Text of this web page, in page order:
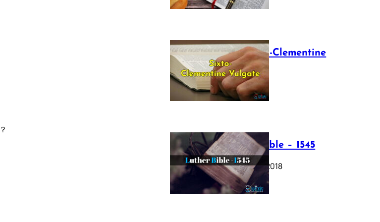
The Sixto-Clementine
Vulgate
July 12, 2025
Luther Bible – 1545
October 17, 2018